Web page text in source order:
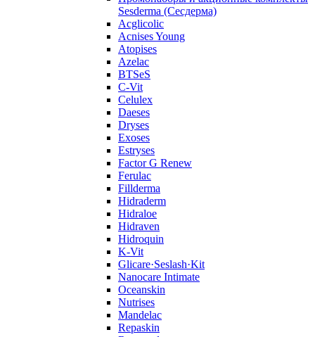
Sesderma (Сесдерма)
Acglicolic
Acnises Young
Atopises
Azelac
BTSeS
C‑Vit
Celulex
Daeses
Dryses
Exoses
Estryses
Factor G Renew
Ferulac
Fillderma
Hidraderm
Hidraloe
Hidraven
Hidroquin
K-Vit
Glicare·Seslash·Kit
Nanocare Intimate
Oceanskin
Nutrises
Mandelac
Repaskin